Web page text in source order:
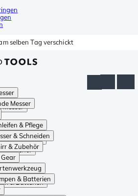
selben Tag verschickt
Messer
& Pflege
& Schneiden
& Zubehör
& Batterien
Messer
& Pflege
& Schneiden
Zubehör
& Batterien